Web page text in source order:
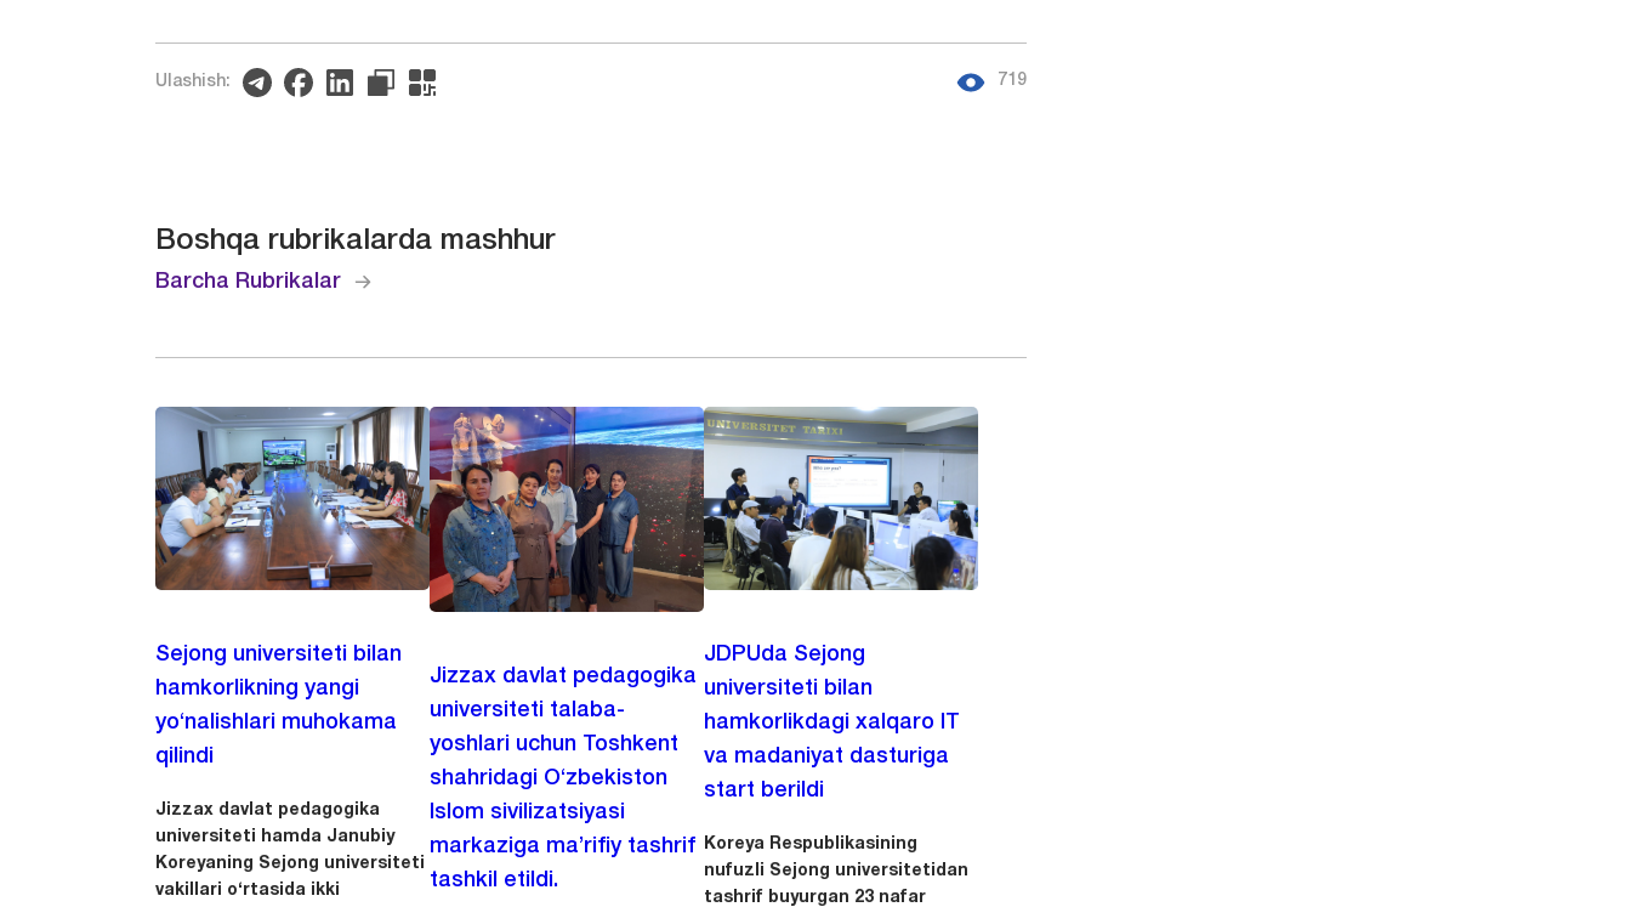
Ulashish: 719
Boshqa rubrikalarda mashhur
Barcha Rubrikalar
Sejong universiteti bilan
hamkorlikning yangi
yo‘nalishlari muhokama
qilindi
Jizzax davlat pedagogika
universiteti hamda Janubiy
Koreyaning Sejong universiteti
vakillari o‘rtasida ikki
Jizzax davlat pedagogika
universiteti talaba-
yoshlari uchun Toshkent
shahridagi O‘zbekiston
Islom sivilizatsiyasi
markaziga ma’rifiy tashrif
tashkil etildi.
JDPUda Sejong
universiteti bilan
hamkorlikdagi xalqaro IT
va madaniyat dasturiga
start berildi
Koreya Respublikasining
nufuzli Sejong universitetidan
tashrif buyurgan 23 nafar